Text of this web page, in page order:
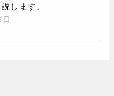
します。